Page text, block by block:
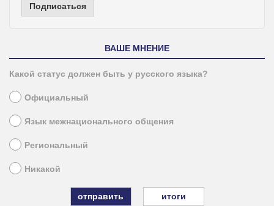
Подписаться
ВАШЕ МНЕНИЕ
Какой статус должен быть у русского языка?
Официальный
Язык межнационального общения
Региональный
Никакой
итоги